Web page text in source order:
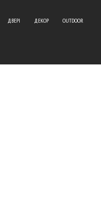
ДВЕРІ ДЕКОР OUTDOOR